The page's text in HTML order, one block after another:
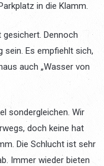
in die Klamm.
Dennoch
sein. Es empfiehlt sich,
auch „Wasser von
sondergleichen. Wir
doch keine hat
Die Schlucht ist sehr
Immer wieder bieten